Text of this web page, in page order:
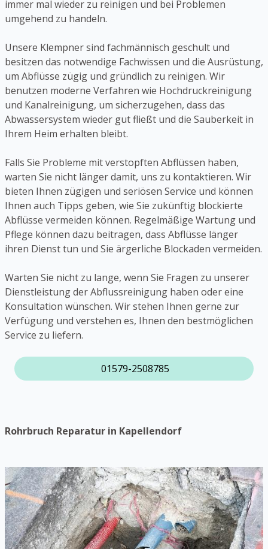
immer mal wieder zu reinigen und bei Problemen
umgehend zu handeln.
Unsere Klempner sind fachmännisch geschult und
besitzen das notwendige Fachwissen und die Ausrüstung,
um Abflüsse zügig und gründlich zu reinigen. Wir
benutzen moderne Verfahren wie Hochdruckreinigung
und Kanalreinigung, um sicherzugehen, dass das
Abwassersystem wieder gut fließt und die Sauberkeit in
Ihrem Heim erhalten bleibt.
Falls Sie Probleme mit verstopften Abflüssen haben,
warten Sie nicht länger damit, uns zu kontaktieren. Wir
bieten Ihnen zügigen und seriösen Service und können
Ihnen auch Tipps geben, wie Sie zukünftig blockierte
Abflüsse vermeiden können. Regelmäßige Wartung und
Pflege können dazu beitragen, dass Abflüsse länger
ihren Dienst tun und Sie ärgerliche Blockaden vermeiden.
Warten Sie nicht zu lange, wenn Sie Fragen zu unserer
Dienstleistung der Abflussreinigung haben oder eine
Konsultation wünschen. Wir stehen Ihnen gerne zur
Verfügung und verstehen es, Ihnen den bestmöglichen
Service zu liefern.
01579-2508785
Rohrbruch Reparatur in Kapellendorf